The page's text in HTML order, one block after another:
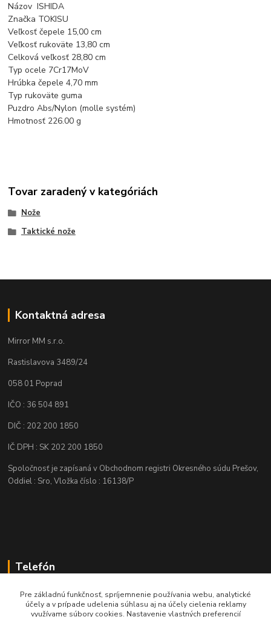
Názov ISHIDA
Značka TOKISU
Veľkosť čepele 15,00 cm
Veľkosť rukoväte 13,80 cm
Celková veľkosť 28,80 cm
Typ ocele 7Cr17MoV
Hrúbka čepele 4,70 mm
Typ rukoväte guma
Puzdro Abs/Nylon (molle systém)
Hmotnosť 226.00 g
Tovar zaradený v kategóriách
Nože
Taktické nože
Kontaktná adresa
Mirror MM s.r.o.
Rastislavova 3489/24
058 01 Poprad
IČO : 36 504 891
DIČ : 202 200 1850
IČ DPH : SK 202 200 1850
Spoločnosť je zapísaná v Obchodnom registri Okresného súdu Prešov,
Oddiel : Sro, Vložka číslo : 16138/P
Telefón
+421 905 622 625
Pre základnú funkčnosť, spríjemnenie používania webu, analytické
účely a v prípade udelenia súhlasu aj na účely cielenia reklamy
využívame súbory cookies. Nastavenie vlastných preferencií